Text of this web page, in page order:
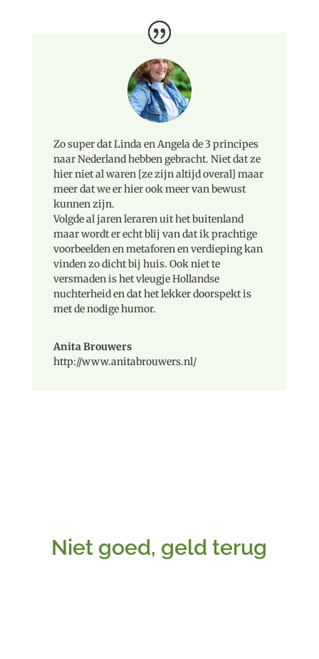
Zo super dat Linda en Angela de 3 principes
naar Nederland hebben gebracht. Niet dat ze
hier niet al waren [ze zijn altijd overal] maar
meer dat we er hier ook meer van bewust
kunnen zijn.
Volgde al jaren leraren uit het buitenland
maar wordt er echt blij van dat ik prachtige
voorbeelden en metaforen en verdieping kan
vinden zo dicht bij huis. Ook niet te
versmaden is het vleugje Hollandse
nuchterheid en dat het lekker doorspekt is
met de nodige humor.
Anita Brouwers
http://www.anitabrouwers.nl/
Niet goed, geld terug